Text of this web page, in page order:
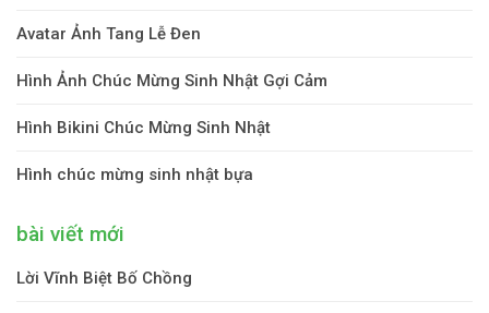
Avatar Ảnh Tang Lễ Đen
Hình Ảnh Chúc Mừng Sinh Nhật Gợi Cảm
Hình Bikini Chúc Mừng Sinh Nhật
Hình chúc mừng sinh nhật bựa
bài viết mới
Lời Vĩnh Biệt Bố Chồng